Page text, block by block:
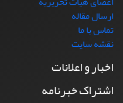
ارسال مقاله
تماس با ما
نقشه سایت
اخبار و اعلانات
اشتراک خبرنامه